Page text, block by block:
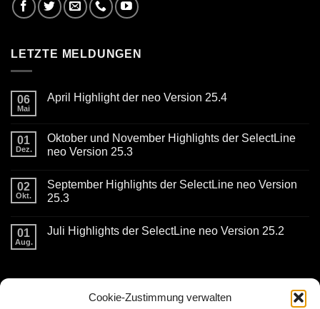
Cookie-Zustimmung verwalten
LETZTE MELDUNGEN
06
Mai
April Highlight der neo Version 25.4
April
Highlight
der
25.4
01
Dez.
Oktober und November Highlights der SelectLine
neo Version 25.3
zu
Oktober
und
der
02
Okt.
September Highlights der SelectLine neo Version
25.3
zu
neo
01
Aug.
Juli Highlights der SelectLine neo Version 25.2